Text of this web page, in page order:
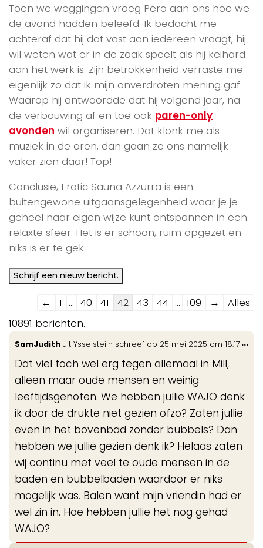
Toen we weggingen vroeg Pero aan ons hoe we
de avond hadden beleefd. Ik bedacht me
achteraf dat hij dat vast aan iedereen vraagt, hij
wil weten wat er in de zaak speelt als hij keihard
aan het werk is. Zijn betrokkenheid verraste me
eigenlijk zo dat ik mijn onverdroten mening gaf.
Waarop hij antwoordde dat hij volgend jaar, na
de verbouwing af en toe ook paren-only
avonden wil organiseren. Dat klonk me als
muziek in de oren, dan gaan ze ons namelijk
vaker zien daar! Top!
Conclusie, Erotic Sauna Azzurra is een
buitengewone uitgaansgelegenheid waar je je
geheel naar eigen wijze kunt ontspannen in een
relaxte sfeer. Het is er schoon, ruim opgezet en
niks is er te gek.
Navigatie
door
de
gastenboek-
lijst
← 1 ... 40 41 42 43 44 ... 109 →
Alles
10891 berichten.
SamJudith uit Ysselsteijn schreef op 25 mei 2025 om 18:17
Dat viel toch wel erg tegen allemaal in Mill,
alleen maar oude mensen en weinig
leeftijdsgenoten. We hebben jullie WAJO denk
ik door de drukte niet gezien ofzo? Zaten jullie
even in het bovenbad zonder bubbels? Dan
hebben we jullie gezien denk ik? Helaas zaten
wij continu met veel te oude mensen in de
baden en bubbelbaden waardoor er niks
mogelijk was. Balen want mijn vriendin had er
wel zin in. Hoe hebben jullie het nog gehad
WAJO?
...